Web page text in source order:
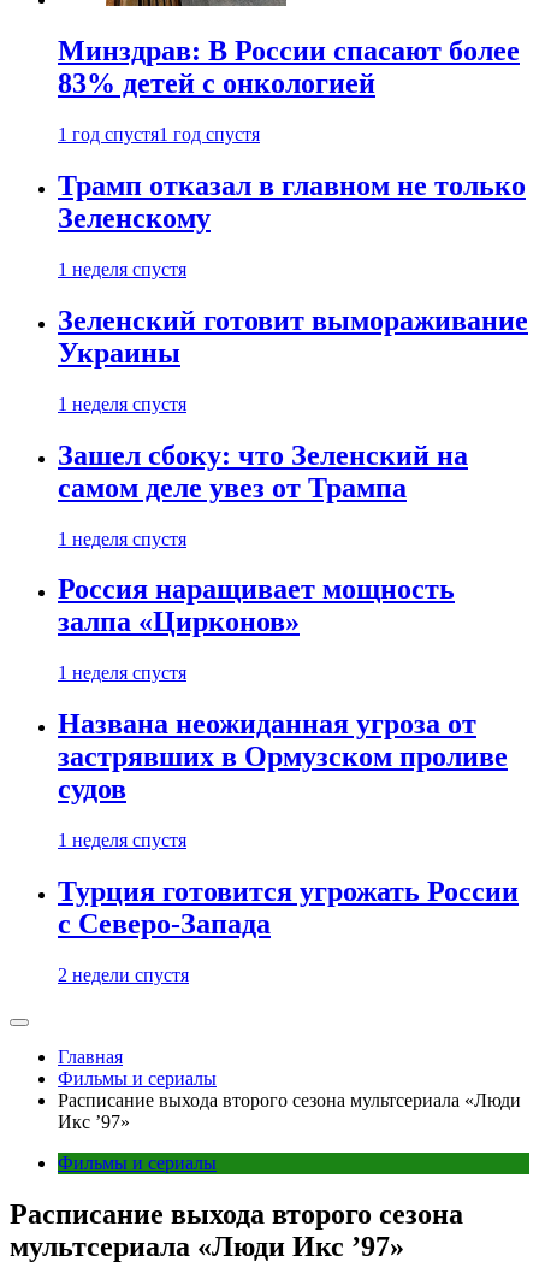
Минздрав: В России спасают более
83% детей с онкологией
1 год спустя1 год спустя
Трамп отказал в главном не только
Зеленскому
1 неделя спустя
Зеленский готовит вымораживание
Украины
1 неделя спустя
Зашел сбоку: что Зеленский на
самом деле увез от Трампа
1 неделя спустя
Россия наращивает мощность
залпа «Цирконов»
1 неделя спустя
Названа неожиданная угроза от
застрявших в Ормузском проливе
судов
1 неделя спустя
Турция готовится угрожать России
с Северо-Запада
2 недели спустя
Главная
Фильмы и сериалы
Расписание выхода второго сезона мультсериала «Люди
Икс ’97»
Фильмы и сериалы
Расписание выхода второго сезона
мультсериала «Люди Икс ’97»